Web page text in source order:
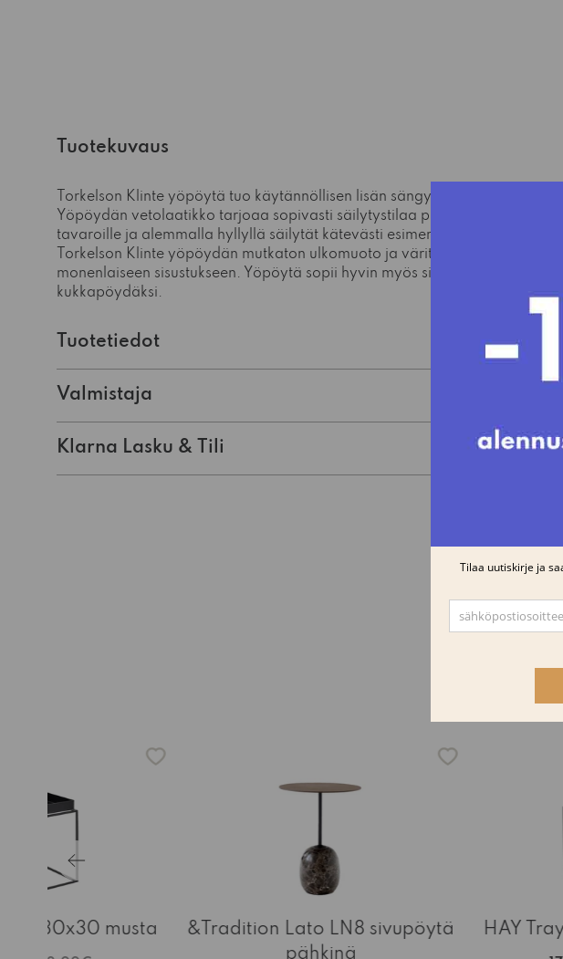
Tuotekuvaus
Torkelson Klinte yöpöytä tuo käytännöllisen lisän sängyn vierelle.
Yöpöydän vetolaatikko tarjoaa sopivasti säilytystilaa pienemmille
tavaroille ja alemmalla hyllyllä säilytät kätevästi esimerkiksi lempikirjojasi.
Torkelson Klinte yöpöydän mutkaton ulkomuoto ja väritys istuvat helposti
monenlaiseen sisustukseen. Yöpöytä sopii hyvin myös sivu- tai
kukkapöydäksi.
Tuotetiedot
Valmistaja
Klarna Lasku & Tili
30x30 musta
&Tradition Lato LN8 sivupöytä
pähkinä
HAY